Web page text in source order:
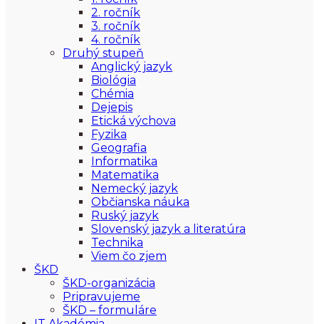
2. ročník
3. ročník
4. ročník
Druhý stupeň
Anglický jazyk
Biológia
Chémia
Dejepis
Etická výchova
Fyzika
Geografia
Informatika
Matematika
Nemecký jazyk
Občianska náuka
Ruský jazyk
Slovenský jazyk a literatúra
Technika
Viem čo zjem
ŠKD
ŠKD-organizácia
Pripravujeme
ŠKD – formuláre